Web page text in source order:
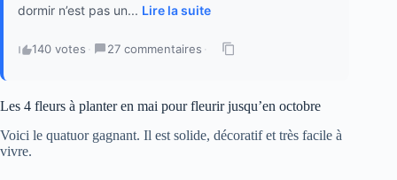
dormir n’est pas un... Lire la suite
140 votes · 27 commentaires ·
Les 4 fleurs à planter en mai pour fleurir jusqu’en octobre
Voici le quatuor gagnant. Il est solide, décoratif et très facile à
vivre.